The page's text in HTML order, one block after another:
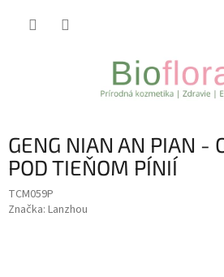
GENG NIAN AN PIAN -
POD TIEŇOM PÍNIÍ
TCM059P
Značka: Lanzhou